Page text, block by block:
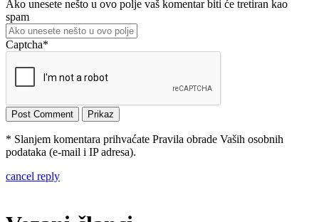
Ako unesete nešto u ovo polje vaš komentar biti će tretiran kao
spam
Captcha*
* Slanjem komentara prihvaćate Pravila obrade Vaših osobnih
podataka (e-mail i IP adresa).
cancel reply